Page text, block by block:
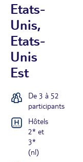
Etats-
Unis,
Etats-
Unis
Est
De 3 à 52
participants
Hôtels
2* et
3*
(nl)